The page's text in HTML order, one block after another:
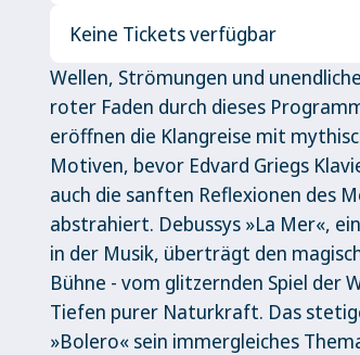
Keine Tickets verfügbar
Wellen, Strömungen und
roter Faden durch dieses
eröffnen die Klangreise mit
Motiven, bevor Edvard Griegs
auch die sanften Reflexionen des
abstrahiert. Debussys »La Mer«,
in der Musik, überträgt den
Bühne - vom glitzernden Spiel der
Tiefen purer Naturkraft. Das
»Bolero« sein immergleiches